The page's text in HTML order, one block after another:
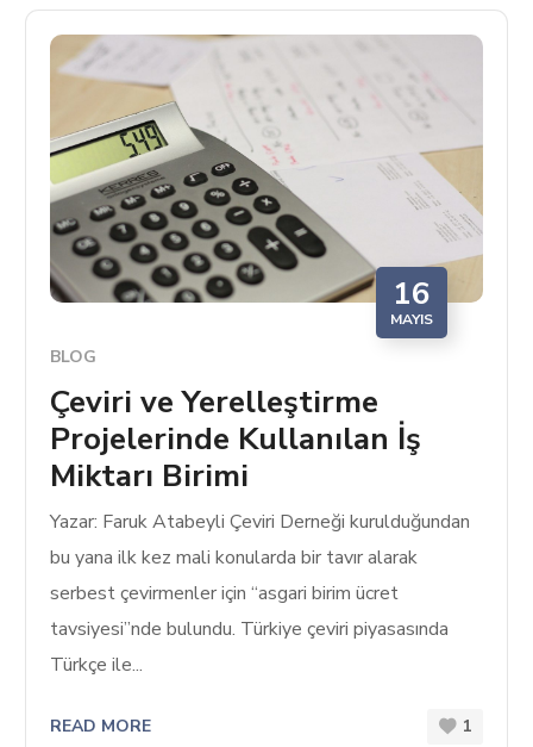
16
MAYIS
BLOG
Çeviri ve Yerelleştirme
Projelerinde Kullanılan İş
Miktarı Birimi
Yazar: Faruk Atabeyli Çeviri Derneği kurulduğundan
bu yana ilk kez mali konularda bir tavır alarak
serbest çevirmenler için “asgari birim ücret
tavsiyesi”nde bulundu. Türkiye çeviri piyasasında
Türkçe ile...
READ MORE 1